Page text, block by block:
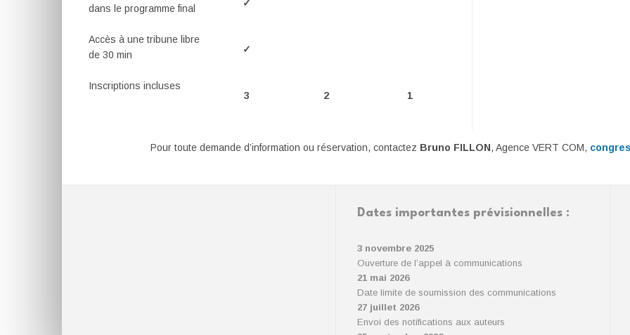
dans le programme final
✓
Accès à une tribune libre
de 30 min
✓
Inscriptions incluses
3
2 1
Pour toute demande d’information ou réservation, contactez Bruno FILLON, Agence VERT COM,
Dates importantes prévisionnelles :
3 novembre 2025
Ouverture de l’appel à communications
21 mai 2026
Date limite de soumission des communications
27 juillet 2026
Envoi des notifications aux auteurs